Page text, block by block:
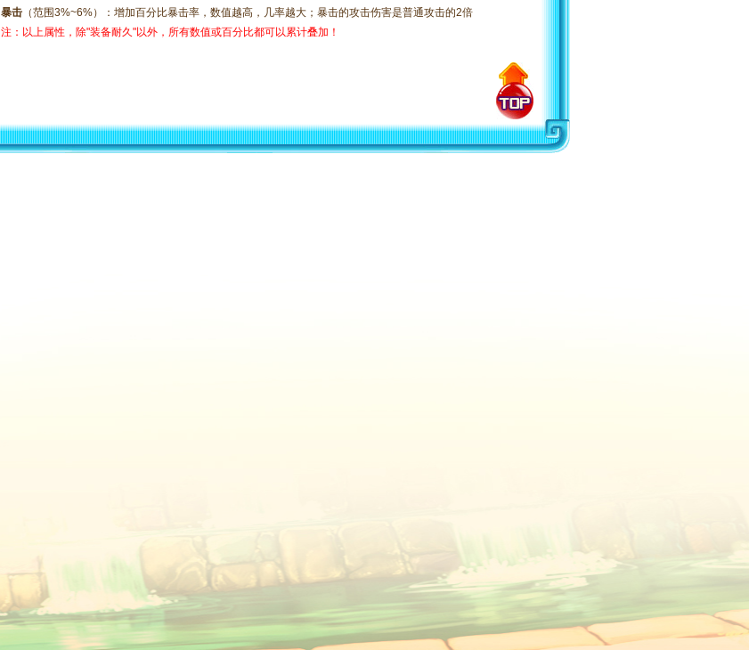
暴击 （范围3%~6%）：增加百分比暴击率，数值越高，几率越大；暴击的攻击伤害是普通攻击的2倍
注：以上属性，除"装备耐久"以外，所有数值或百分比都可以累计叠加！